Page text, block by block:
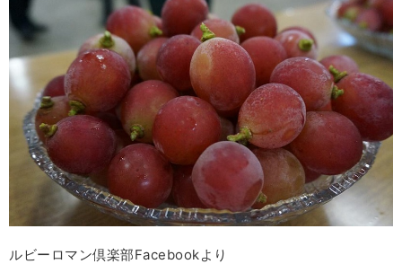
ルビーロマン倶楽部Facebookより